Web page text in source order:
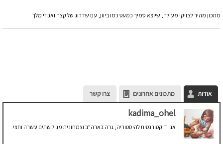
מתכון מהיר לצזיקי מעולה, שיוצא סמיך כמעט כמו ביוון, עם שדרוג של קצח ואגוזי מלך
אודות מתכונים אחרונים צרו קשר
kadima_ohel
אני דוקטורנטית להיסטוריה, גרה בארה"ב וצמחונית מגיל שתים עשרה וחצי.